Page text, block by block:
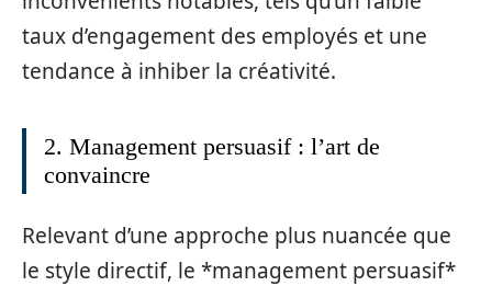
taux d’engagement des employés et une
tendance à inhiber la créativité.
2. Management persuasif : l’art de
convaincre
Relevant d’une approche plus nuancée que
le style directif, le *management persuasif*